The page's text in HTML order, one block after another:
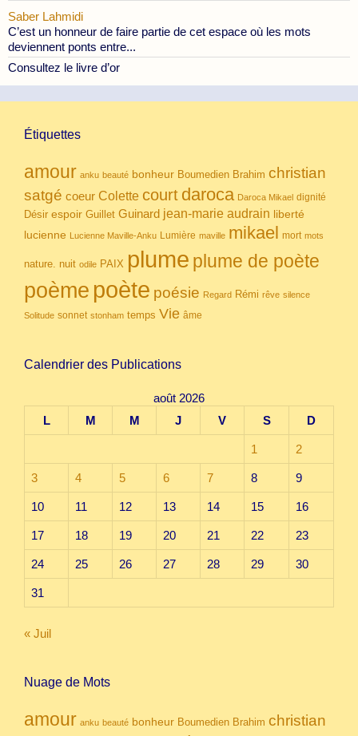
Saber Lahmidi
C’est un honneur de faire partie de cet espace où les mots
deviennent ponts entre...
Consultez le livre d’or
Étiquettes
amour anku beauté bonheur Boumedien Brahim christian
satgé coeur Colette court daroca Daroca Mikael dignité
Désir espoir Guillet Guinard jean-marie audrain liberté
lucienne Lucienne Maville-Anku Lumière maville mikael mort mots
nature. nuit odile PAIX plume plume de poète
poème poète poésie Regard Rémi rêve silence
Solitude sonnet stonham temps Vie âme
Calendrier des Publications
août 2026
L
M M J V S D
1 2
3 4 5 6 7 8 9
10 11 12 13 14 15 16
17 18 19 20 21 22 23
24 25 26 27 28 29 30
31
« Juil
Nuage de Mots
amour anku beauté bonheur Boumedien Brahim christian